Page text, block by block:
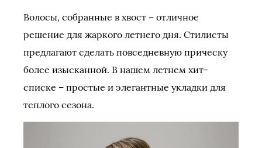
Волосы, собранные в хвост – отличное
решение для жаркого летнего дня. Стилисты
предлагают сделать повседневную прическу
более изысканной. В нашем летнем хит-
списке – простые и элегантные укладки для
теплого сезона.